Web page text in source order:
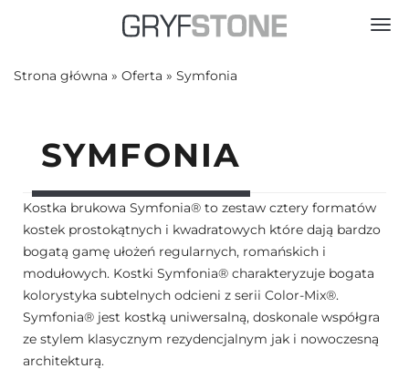
Strona główna » Oferta » Symfonia
SYMFONIA
Kostka brukowa Symfonia® to zestaw cztery formatów
kostek prostokątnych i kwadratowych które dają bardzo
bogatą gamę ułożeń regularnych, romańskich i
modułowych. Kostki Symfonia® charakteryzuje bogata
kolorystyka subtelnych odcieni z serii Color-Mix®.
Symfonia® jest kostką uniwersalną, doskonale współgra
ze stylem klasycznym rezydencjalnym jak i nowoczesną
architekturą.